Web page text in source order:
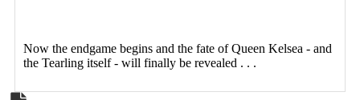
Now the endgame begins and the fate of Queen Kelsea - and
the Tearling itself - will finally be revealed . . .